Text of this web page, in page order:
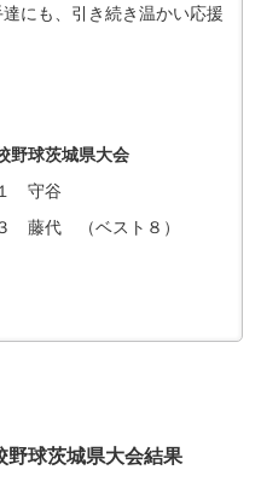
にも、引き続き温かい応援
野球茨城県大会
守谷
代 （ベスト８）
野球茨城県大会結果